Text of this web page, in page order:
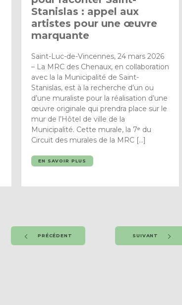
Stanislas : appel aux
artistes pour une œuvre
marquante
Saint-Luc-de-Vincennes, 24 mars 2026
– La MRC des Chenaux, en collaboration
avec la la Municipalité de Saint-
Stanislas, est à la recherche d’un ou
d’une muraliste pour la réalisation d’une
œuvre originale qui prendra place sur le
mur de l’Hôtel de ville de la
Municipalité. Cette murale, la 7ᵉ du
Circuit des murales de la MRC […]
EN SAVOIR PLUS
PRÉCÉDENT SUIVANT